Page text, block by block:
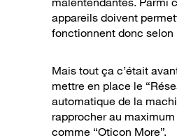
appareils doivent
fonctionnent donc selon
Mais tout ça c’était
mettre en place le
automatique de la
rapprocher au
comme “Oticon More”.